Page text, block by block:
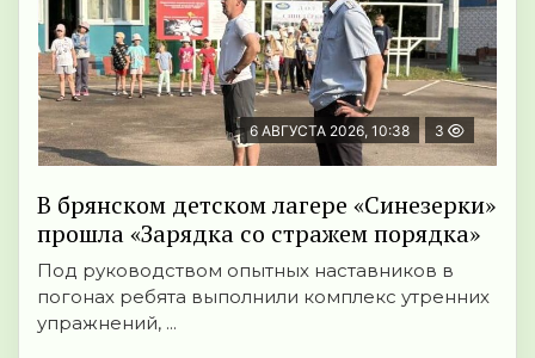
6 АВГУСТА 2026, 10:38 3
В брянском детском лагере «Синезерки»
прошла «Зарядка со стражем порядка»
Под руководством опытных наставников в
погонах ребята выполнили комплекс утренних
упражнений, ...